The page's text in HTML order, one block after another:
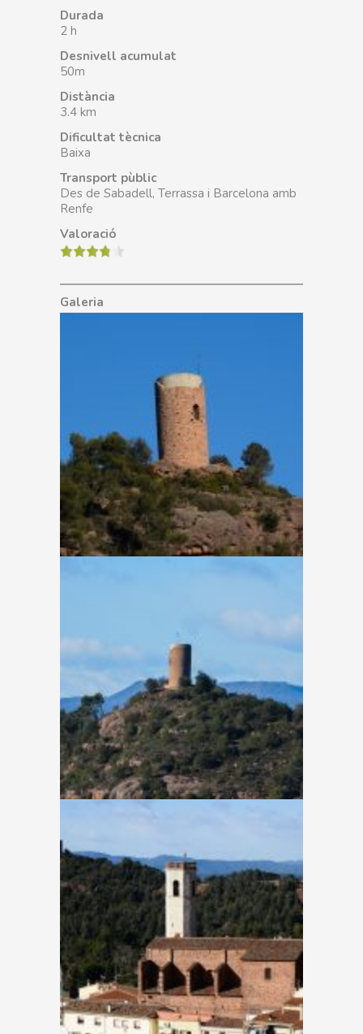
Durada
2 h
Desnivell acumulat
50m
Distància
3.4 km
Dificultat tècnica
Baixa
Transport pùblic
Des de Sabadell, Terrassa i Barcelona amb
Renfe
Valoració
Galeria